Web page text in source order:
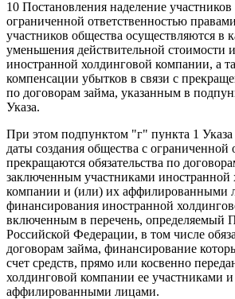
10 Постановления наделение
ограниченной ответственностью
участников общества осуществляются в
уменьшения действительной стоимости
иностранной холдинговой компании, а
компенсации убытков в связи с
по договорам займа, указанным в
Указа.
При этом подпунктом "г" пункта 1 Указа
даты создания общества с ограниченной
прекращаются обязательства по
заключенным участниками иностранной
компании и (или) их аффилированными
финансирования иностранной
включенным в перечень, определяемый
Российской Федерации, в том числе
договорам займа, финансирование
счет средств, прямо или косвенно
холдинговой компании ее участниками
аффилированными лицами.